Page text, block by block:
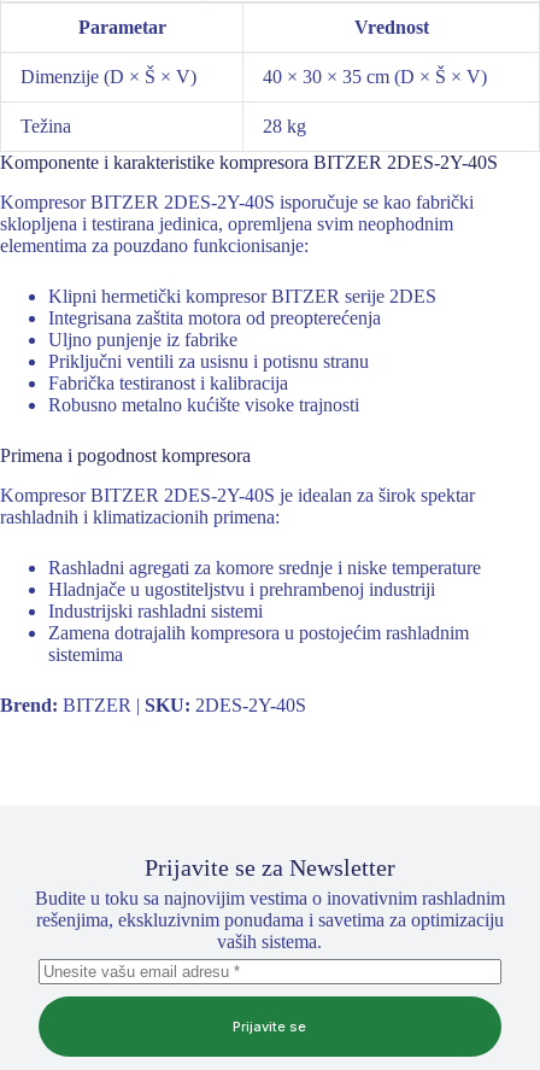
Parametar Vrednost
Dimenzije (D × Š × V) 40 × 30 × 35 cm (D × Š × V)
Težina
28 kg
Komponente i karakteristike kompresora BITZER 2DES-2Y-40S
Kompresor BITZER 2DES-2Y-40S isporučuje se kao fabrički
sklopljena i testirana jedinica, opremljena svim neophodnim
elementima za pouzdano funkcionisanje:
Klipni hermetički kompresor BITZER serije 2DES
Integrisana zaštita motora od preopterećenja
Uljno punjenje iz fabrike
Priključni ventili za usisnu i potisnu stranu
Fabrička testiranost i kalibracija
Robusno metalno kućište visoke trajnosti
Primena i pogodnost kompresora
Kompresor BITZER 2DES-2Y-40S je idealan za širok spektar
rashladnih i klimatizacionih primena:
Rashladni agregati za komore srednje i niske temperature
Hladnjače u ugostiteljstvu i prehrambenoj industriji
Industrijski rashladni sistemi
Zamena dotrajalih kompresora u postojećim rashladnim
sistemima
Brend: BITZER | SKU: 2DES-2Y-40S
Prijavite se za Newsletter
Budite u toku sa najnovijim vestima o inovativnim rashladnim
rešenjima, ekskluzivnim ponudama i savetima za optimizaciju
vaših sistema.
Prijavite se